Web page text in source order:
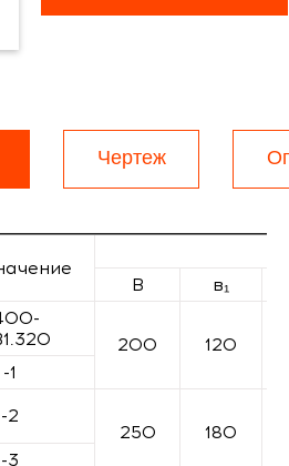
Чертеж
В в₁
200 120
-1
-2
250 180
-3